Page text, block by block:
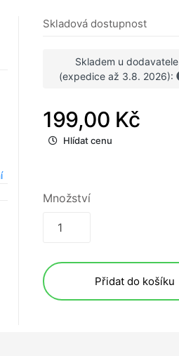
Skladová dostupnost
Skladem u dodavatele
(expedice až 3.8. 2026):
199,00 Kč
Hlídat cenu
Množství
Přidat do košíku